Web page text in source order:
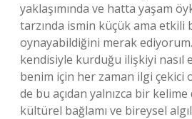
yaklaşımında ve hatta yaşam
tarzında ismin küçük ama etkili
oynayabildiğini merak
kendisiyle kurduğu ilişkiyi nasıl
benim için her zaman ilgi çekici
de bu açıdan yalnızca bir kelime
kültürel bağlamı ve bireysel